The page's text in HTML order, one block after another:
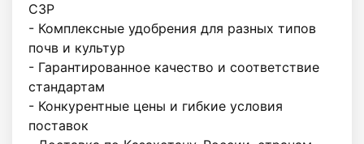
СЗР
- Комплексные удобрения для разных типов
почв и культур
- Гарантированное качество и соответствие
стандартам
- Конкурентные цены и гибкие условия
поставок